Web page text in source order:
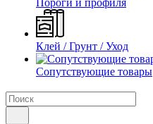
Пороги и профиля
Клей / Грунт / Уход
Сопутствующие товары